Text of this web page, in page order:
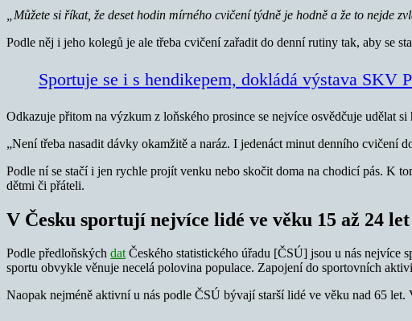
„Můžete si říkat, že deset hodin mírného cvičení týdně je hodně a že to nejde
Podle něj i jeho kolegů je ale třeba cvičení zařadit do denní rutiny tak, aby se
Sportuje se i s hendikepem, dokládá výstava SKV
Odkazuje přitom na výzkum z loňského prosince se nejvíce osvědčuje udělat
„Není třeba nasadit dávky okamžitě a naráz. I jedenáct minut denního cvičení
Podle ní se stačí i jen rychle projít venku nebo skočit doma na chodicí pás. K
dětmi či přáteli.
V Česku sportují nejvíce lidé ve věku 15 až 24 let
Podle předloňských datČeského statistického úřadu [ČSÚ] jsou u nás nejvíce
sportu obvykle věnuje necelá polovina populace. Zapojení do sportovních
Naopak nejméně aktivní u nás podle ČSÚ bývají starší lidé ve věku nad 65